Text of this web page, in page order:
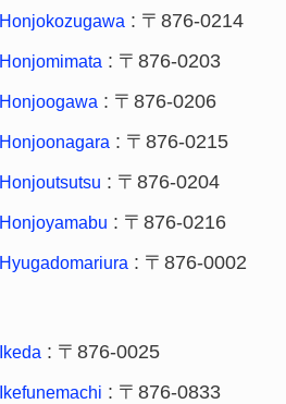
Honjokozugawa : 〒876-0214
Honjomimata : 〒876-0203
Honjoogawa : 〒876-0206
Honjoonagara : 〒876-0215
Honjoutsutsu : 〒876-0204
Honjoyamabu : 〒876-0216
Hyugadomariura : 〒876-0002
Ikeda : 〒876-0025
Ikefunemachi : 〒876-0833